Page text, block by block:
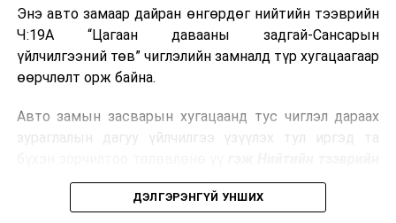
байна. Тухайлбал, Германд лаг шатаах үйлдвэрээс
гарсан үнснээс фосфор сэргээн авах технологи
ашигладаг бол Нидерландад төвлөрсөн лаг
боловсруулах үйлдвэрүүдээр дулаан, цахилгаан
Ийнхүү лаг хатаах, шатаах технологийг лагийн
улсад өргөн ашиглаж байна.
Энэ авто замаар дайран өнгөрдөг нийтийн тээврийн
Ч:19А “Цагаан давааны задгай-Сансарын
үйлчилгээний төв” чиглэлийн замналд түр хугацаагаар
өөрчлөлт орж байна.
Авто замын засварын хугацаанд тус чиглэл дараах
зураглалын дагуу үйлчилгээ үзүүлэх тул иргэд та
бодлогын газраас мэдээллээ.
ДЭЛГЭРЭНГҮЙ УНШИХ